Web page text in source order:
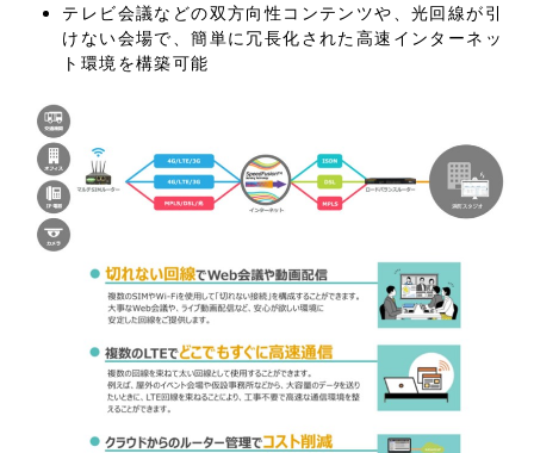
テレビ会議などの双方向性コンテンツや、光回線が引
けない会場で、簡単に冗長化された高速インターネッ
ト環境を構築可能